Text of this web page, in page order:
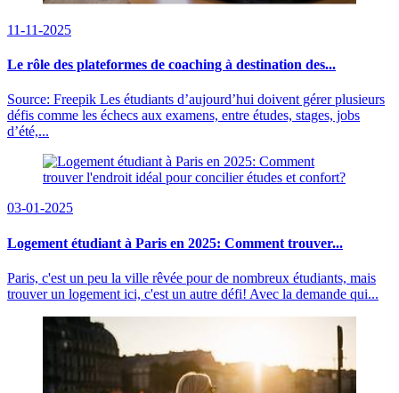
11-11-2025
Le rôle des plateformes de coaching à destination des...
Source: Freepik Les étudiants d’aujourd’hui doivent gérer plusieurs
défis comme les échecs aux examens, entre études, stages, jobs
d’été,...
03-01-2025
Logement étudiant à Paris en 2025: Comment trouver...
Paris, c'est un peu la ville rêvée pour de nombreux étudiants, mais
trouver un logement ici, c'est un autre défi! Avec la demande qui...